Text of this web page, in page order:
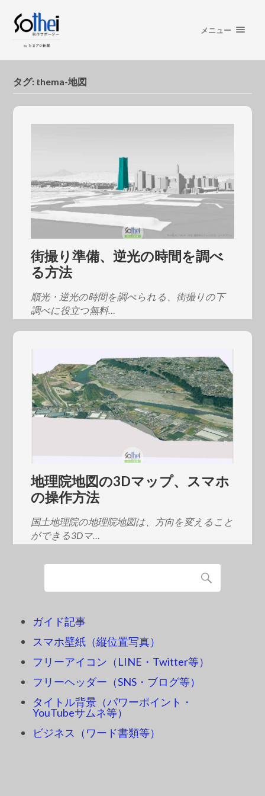
メニュー
タグ: thema-地図
街撮り準備、逆光の時間を調べ
る方法
順光・逆光の時間を調べられる、街撮りの下
調べに役立つ無料…
地理院地図の3Dマップ、スマホ
の操作方法
国土地理院の地理院地図は、方向を変えること
ができる3Dマ…
ガイド記事
スマホ壁紙（縦位置写真）
フリーアイコン（LINE・Twitter等）
フリーヘッダー（SNS・ブログ等）
タイトル背景（パワーポイント・
YouTubeサムネ等）
ビジネス（ワード書類等）